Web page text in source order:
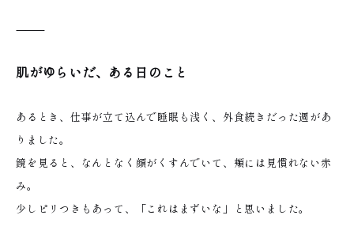
⸻
肌がゆらいだ、ある日のこと
あるとき、仕事が立て込んで睡眠も浅く、外食続きだった週があ
りました。
鏡を見ると、なんとなく顔がくすんでいて、頬には見慣れない赤
み。
少しピリつきもあって、「これはまずいな」と思いました。